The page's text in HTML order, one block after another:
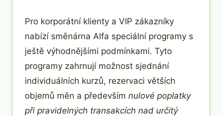
Pro korporátní klienty a VIP zákazníky
nabízí směnárna Alfa speciální programy s
ještě výhodnějšími podmínkami. Tyto
programy zahrnují možnost sjednání
individuálních kurzů, rezervaci větších
objemů měn a především nulové poplatky
při pravidelných transakcích nad určitý